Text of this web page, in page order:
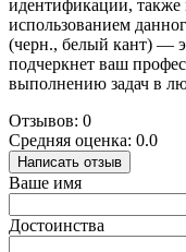
идентификации,
использованием
(черн., белый кант) —
подчеркнет ваш
выполнению задач в
Отзывов: 0
Средняя оценка: 0.0
Написать отзыв
Ваше имя
Достоинства